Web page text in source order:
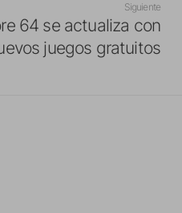
Siguiente
64 se actualiza con
juegos gratuitos